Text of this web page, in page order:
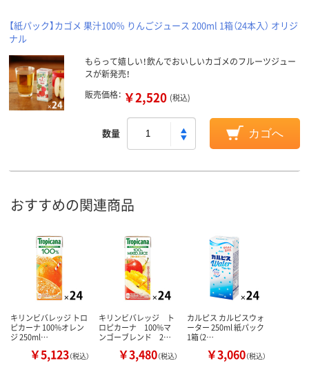
【紙パック】カゴメ 果汁100％ りんごジュース 200ml 1箱（24本入） オリジ
ナル
もらって嬉しい！飲んでおいしいカゴメのフルーツジュー
スが新発売！
販売価格： ￥2,520 (税込)
数量 カゴへ
おすすめの関連商品
キリンビバレッジ トロ
ピカーナ 100%オレン
ジ 250ml…
￥5,123（税込）
キリンビバレッジ ト
ロピカーナ 100%マ
ンゴーブレンド 2…
￥3,480（税込）
カルピス カルピスウォ
ーター 250ml 紙パック
1箱（2…
￥3,060（税込）